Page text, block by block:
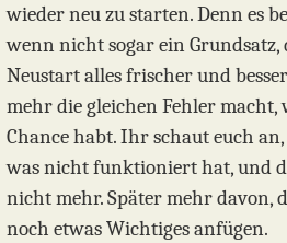
wieder neu zu starten. Denn es
wenn nicht sogar ein Grundsatz,
Neustart alles frischer und
mehr die gleichen Fehler macht,
Chance habt. Ihr schaut euch
was nicht funktioniert hat, und
nicht mehr. Später mehr davon,
noch etwas Wichtiges anfügen.